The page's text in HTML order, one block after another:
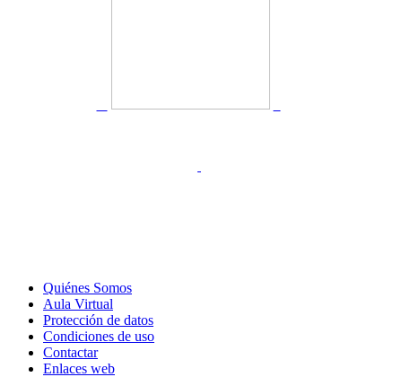
Quiénes Somos
Aula Virtual
Protección de datos
Condiciones de uso
Contactar
Enlaces web